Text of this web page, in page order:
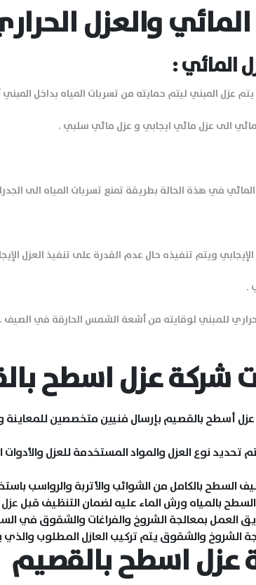
والعزل
المائي :
عزل المبني ليتم حمايته من تسربات المياه بداخل
الى عزل مائي ايجابي و عزل مائي سلبي .
في هذة الحالة بطريقة تمنع تسربات المياه الى
ويتم تنفيذه حال عدم القدرة على تنفيذ العزل
.
للمبني لوقايته من أشعة الشمس الحارقة في الصيف
شركة عزل اسطح
أسطح بالقصيم بإرسال فنيين متخصصين للمعاينة
تحديد نوع العزل والمواد المستخدمة للعزل
السطح بالكامل من الشوائب والأتربة والرواسب
بالمياه ورش الماء عليه لضمان التنظيف قبلعزل
العمل بمعالجة الشروخ والفراغات والشقوق في
الشروخ والشقوق يتم تركيب العازل المطلوب
عزل اسطح بالقصيم